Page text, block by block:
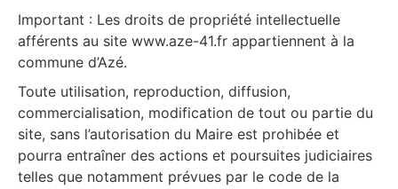
Important : Les droits de propriété intellectuelle
afférents au site www.aze-41.fr appartiennent à la
commune d’Azé.
Toute utilisation, reproduction, diffusion,
commercialisation, modification de tout ou partie du
site, sans l’autorisation du Maire est prohibée et
pourra entraîner des actions et poursuites judiciaires
telles que notamment prévues par le code de la